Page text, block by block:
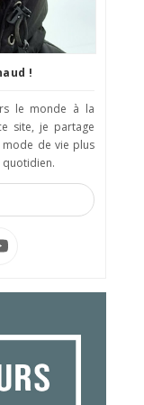
!
le monde à la
site, je partage
de vie plus